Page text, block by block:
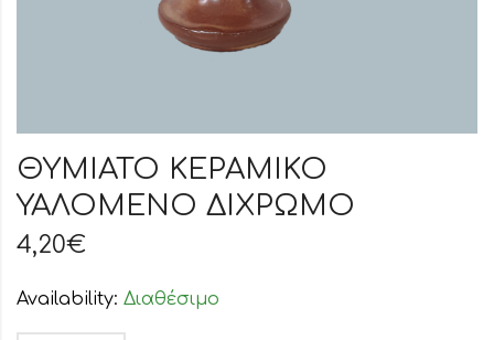
ΘΥΜΙΑΤΟ ΚΕΡΑΜΙΚΟ
ΥΑΛΟΜΕΝΟ ΔΙΧΡΩΜΟ
4,20€
Availability: Διαθέσιμο